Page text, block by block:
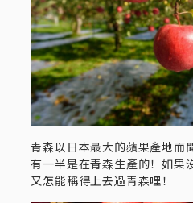
青森以日本最大的蘋果產地而
有一半是在青森生產的！如果
又怎能稱得上去過青森哩！